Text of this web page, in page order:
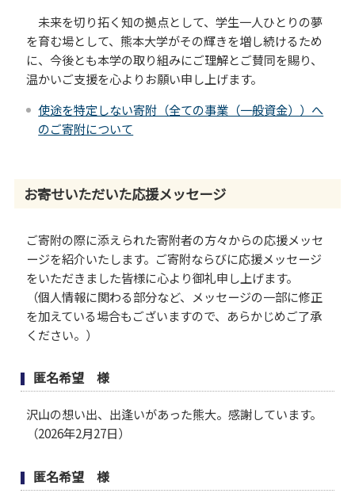
未来を切り拓く知の拠点として、学生一人ひとりの夢
を育む場として、熊本大学がその輝きを増し続けるため
に、今後とも本学の取り組みにご理解とご賛同を賜り、
温かいご支援を心よりお願い申し上げます。
使途を特定しない寄附（全ての事業（一般資金））へ
のご寄附について
お寄せいただいた応援メッセージ
ご寄附の際に添えられた寄附者の方々からの応援メッセ
ージを紹介いたします。ご寄附ならびに応援メッセージ
をいただきました皆様に心より御礼申し上げます。
（個人情報に関わる部分など、メッセージの一部に修正
を加えている場合もございますので、あらかじめご了承
ください。）
匿名希望 様
沢山の想い出、出逢いがあった熊大。感謝しています。
（2026年2月27日）
匿名希望 様